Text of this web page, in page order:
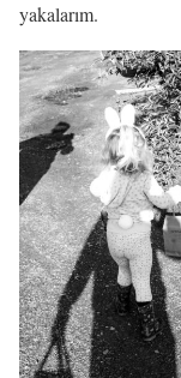
yakalarım.